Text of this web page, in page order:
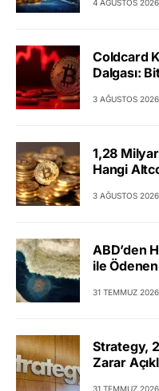
4 AĞUSTOS 2026
Coldcard
Dalgası:
3 AĞUSTOS 2026
1,28
Hangi
3 AĞUSTOS 2026
ABD’den
ile
31 TEMMUZ 2026
Strategy,
Zarar
31 TEMMUZ 2026